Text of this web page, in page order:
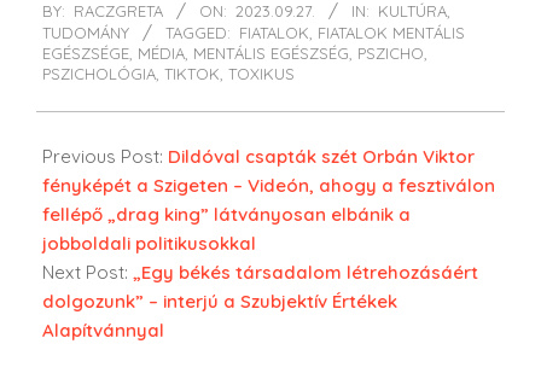
09-
27
BY: RACZGRETA ON: 2023.09.27. IN: KULTÚRA,
TUDOMÁNY
TAGGED: FIATALOK, FIATALOK MENTÁLIS
EGÉSZSÉGE, MÉDIA, MENTÁLIS EGÉSZSÉG, PSZICHO,
PSZICHOLÓGIA, TIKTOK, TOXIKUS
Previous Post: Dildóval csapták szét Orbán Viktor
fényképét a Szigeten – Videón, ahogy a fesztiválon
fellépő „drag king” látványosan elbánik a
jobboldali politikusokkal
Next Post: „Egy békés társadalom létrehozásáért
dolgozunk” – interjú a Szubjektív Értékek
Alapítvánnyal